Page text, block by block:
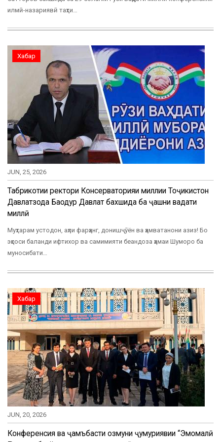
илмӣ-назариявӣ таҳти…
Хабар
JUN, 25, 2026
Табрикотии ректори Консерваторияи миллии Тоҷикистон
Давлатзода Баҳодур Давлат бахшида ба ҷашни ваҳдати
миллӣ
Муҳтарам устодон, аҳли фарҳанг, донишҷӯён ва ҳамватанони азиз! Бо
эҳсоси баланди ифтихор ва самимияти беандоза ҳамаи Шуморо ба
муносибати…
Хабар
JUN, 20, 2026
Конференсия ва ҷамъбасти озмуни ҷумҳуриявии “Эмомалӣ